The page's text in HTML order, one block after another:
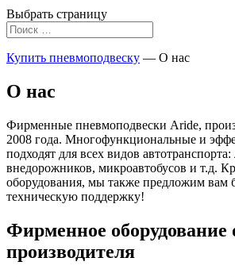
Выбрать страницу
Купить пневмоподвеску — О нас
О нас
Фирменные пневмоподвески Aride,
2008 года. Многофункциональные и
подходят для всех видов
внедорожников, микроавтобусов и т.д.
оборудования, мы также предложим вам
техническую поддержку!
Фирменное оборудование
производителя